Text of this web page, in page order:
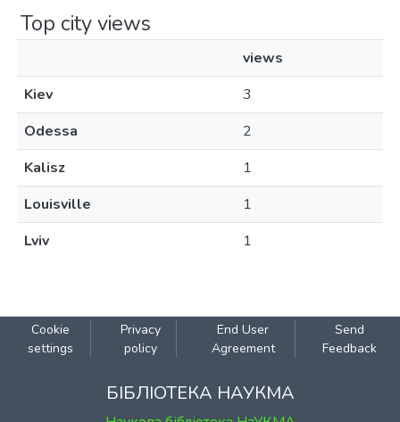
Top city views
views
Kiev
3
Odessa
2
Kalisz
1
Louisville
1
Lviv
1
Cookie
settings
Privacy
policy
End User
Agreement
Send
Feedback
БІБЛІОТЕКА НАУКМА